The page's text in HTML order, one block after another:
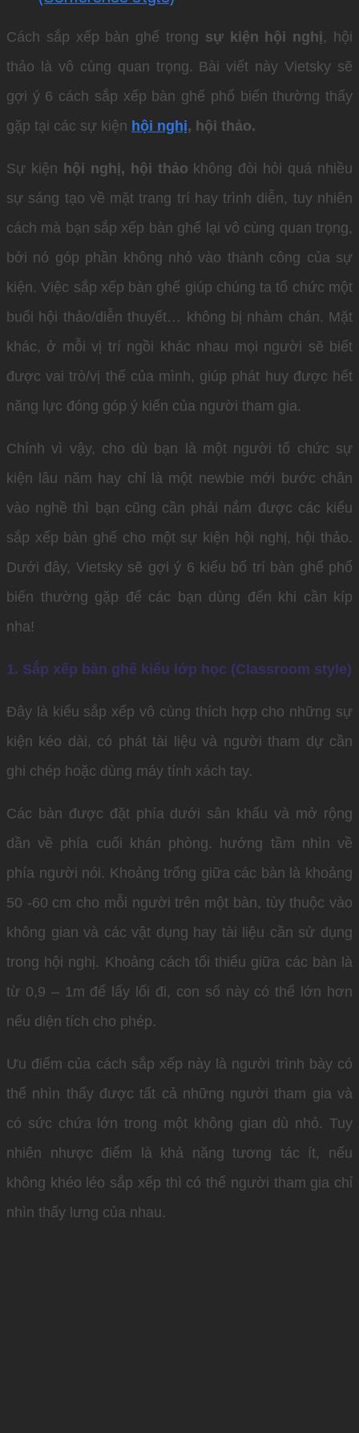
Cách sắp xếp bàn ghế trong sự kiện hội nghị, hội
thảo là vô cùng quan trọng. Bài viết này Vietsky sẽ
gợi ý 6 cách sắp xếp bàn ghế phổ biến thường thấy
gặp tại các sự kiện hội nghị, hội thảo.
Sự kiện hội nghị, hội thảo không đòi hỏi quá nhiều
sự sáng tạo về mặt trang trí hay trình diễn, tuy nhiên
cách mà bạn sắp xếp bàn ghế lại vô cùng quan trọng,
bởi nó góp phần không nhỏ vào thành công của sự
kiện. Việc sắp xếp bàn ghế giúp chúng ta tổ chức một
buổi hội thảo/diễn thuyết… không bị nhàm chán. Mặt
khác, ở mỗi vị trí ngồi khác nhau mọi người sẽ biết
được vai trò/vị thế của mình, giúp phát huy được hết
năng lực đóng góp ý kiến của người tham gia.
Chính vì vậy, cho dù bạn là một người tổ chức sự
kiện lâu năm hay chỉ là một newbie mới bước chân
vào nghề thì bạn cũng cần phải nắm được các kiểu
sắp xếp bàn ghế cho một sự kiện hội nghị, hội thảo.
Dưới đây, Vietsky sẽ gợi ý 6 kiểu bố trí bàn ghế phổ
biến thường gặp để các bạn dùng đến khi cần kíp
nha!
1. Sắp xếp bàn ghế kiểu lớp học (Classroom style)
Đây là kiểu sắp xếp vô cùng thích hợp cho những sự
kiện kéo dài, có phát tài liệu và người tham dự cần
ghi chép hoặc dùng máy tính xách tay.
Các bàn được đặt phía dưới sân khấu và mở rộng
dần về phía cuối khán phòng. hướng tầm nhìn về
phía người nói. Khoảng trống giữa các bàn là khoảng
50 -60 cm cho mỗi người trên một bàn, tùy thuộc vào
không gian và các vật dụng hay tài liệu cần sử dụng
trong hội nghị. Khoảng cách tối thiểu giữa các bàn là
từ 0,9 – 1m để lấy lối đi, con số này có thể lớn hơn
nếu diện tích cho phép.
Ưu điểm của cách sắp xếp này là người trình bày có
thể nhìn thấy được tất cả những người tham gia và
có sức chứa lớn trong một không gian dù nhỏ. Tuy
nhiên nhược điểm là khả năng tương tác ít, nếu
không khéo léo sắp xếp thì có thể người tham gia chỉ
nhìn thấy lưng của nhau.